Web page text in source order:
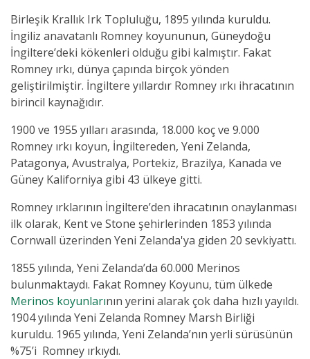
Birleşik Krallık Irk Topluluğu, 1895 yılında kuruldu.
İngiliz anavatanlı Romney koyununun, Güneydoğu
İngiltere’deki kökenleri olduğu gibi kalmıştır. Fakat
Romney ırkı, dünya çapında birçok yönden
geliştirilmiştir. İngiltere yıllardır Romney ırkı ihracatının
birincil kaynağıdır.
1900 ve 1955 yılları arasında, 18.000 koç ve 9.000
Romney ırkı koyun, İngiltereden, Yeni Zelanda,
Patagonya, Avustralya, Portekiz, Brazilya, Kanada ve
Güney Kaliforniya gibi 43 ülkeye gitti.
Romney ırklarının İngiltere’den ihracatının onaylanması
ilk olarak, Kent ve Stone şehirlerinden 1853 yılında
Cornwall üzerinden Yeni Zelanda'ya giden 20 sevkiyattı.
1855 yılında, Yeni Zelanda’da 60.000 Merinos
bulunmaktaydı. Fakat Romney Koyunu, tüm ülkede
Merinos koyunlarının yerini alarak çok daha hızlı yayıldı.
1904 yılında Yeni Zelanda Romney Marsh Birliği
kuruldu. 1965 yılında, Yeni Zelanda’nın yerli sürüsünün
%75’i Romney ırkıydı.